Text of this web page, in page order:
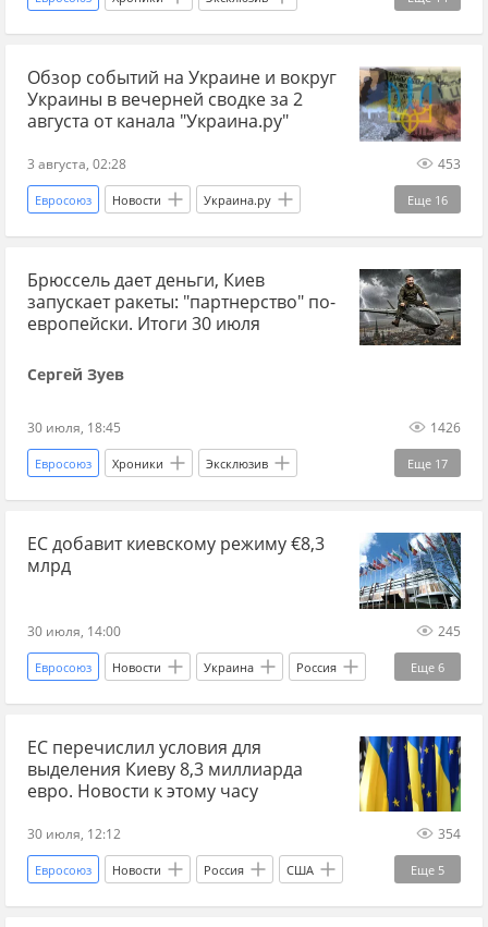
Украина Джо Байден Пентагон
Украина.ру ВСУ ВС РФ провал
потери потери ВСУ взрыв
Обзор событий на Украине и вокруг
Украины в вечерней сводке за 2
августа от канала "Украина.ру"
3 августа, 02:28 453
Еще 16
Евросоюз Новости Украина.ру
Украина Белоруссия ТЦК
мобилизация на Украине Киев
энергетический кризис Бензин
Мир без границ
Брюссель дает деньги, Киев
запускает ракеты: "партнерство" по-
европейски. Итоги 30 июля
Сергей Зуев
30 июля, 18:45 1426
Еще 17
Евросоюз Хроники Эксклюзив
военная хроника на Украине Главные новости
Новости Россия Украина Польша
Владимир Зеленский
ЕС выборы на Украине
Украина-ЕС
потери ВСУ на сегодня
ЕС добавит киевскому режиму €8,3
млрд
30 июля, 14:00 245
Еще 6
Евросоюз Новости Украина Россия
ЕС кредит госдолг
финансовая помощь коррупция
Мир без границ
ЕС перечислил условия для
выделения Киеву 8,3 миллиарда
евро. Новости к этому часу
30 июля, 12:12 354
Еще 5
Евросоюз Новости Россия США
Киев Дональд Трамп ЕС